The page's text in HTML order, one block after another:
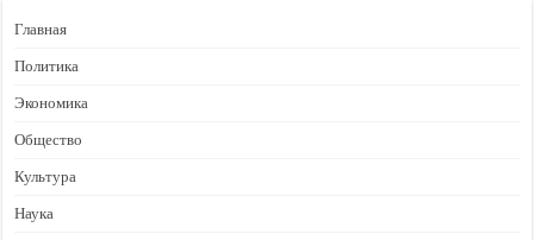
Главная
Политика
Экономика
Общество
Культура
Наука